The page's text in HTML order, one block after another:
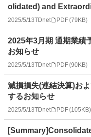
olidated) and
2025/5/13TDnet PDF(79KB)
2025年3月期 通期業績
お知らせ
2025/5/13TDnet PDF(90KB)
減損損失(連結決算)お
するお知らせ
2025/5/13TDnet PDF(105KB)